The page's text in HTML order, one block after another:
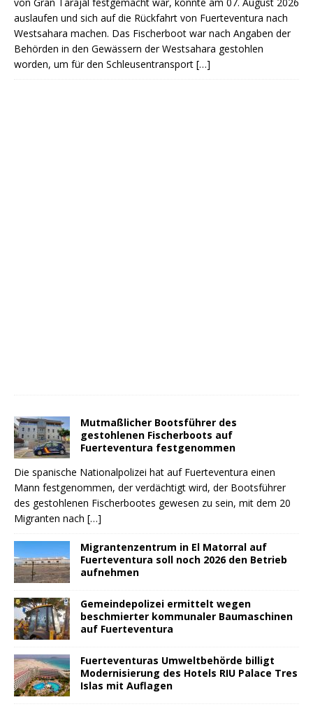
auslaufen und sich auf die Rückfahrt von Fuerteventura nach
Westsahara machen. Das Fischerboot war nach Angaben der
Behörden in den Gewässern der Westsahara gestohlen
worden, um für den Schleusentransport […]
Mutmaßlicher Bootsführer des
gestohlenen Fischerboots auf
Fuerteventura festgenommen
Die spanische Nationalpolizei hat auf Fuerteventura einen
Mann festgenommen, der verdächtigt wird, der Bootsführer
des gestohlenen Fischerbootes gewesen zu sein, mit dem 20
Migranten nach […]
Migrantenzentrum in El Matorral auf
Fuerteventura soll noch 2026 den Betrieb
aufnehmen
Gemeindepolizei ermittelt wegen
beschmierter kommunaler Baumaschinen
auf Fuerteventura
Fuerteventuras Umweltbehörde billigt
Modernisierung des Hotels RIU Palace Tres
Islas mit Auflagen